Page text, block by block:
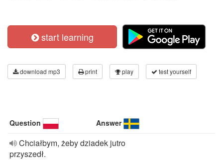
start learning
download mp3 print play test yourself
Question Answer
Chciałbym, żeby dziadek jutro
przyszedł.